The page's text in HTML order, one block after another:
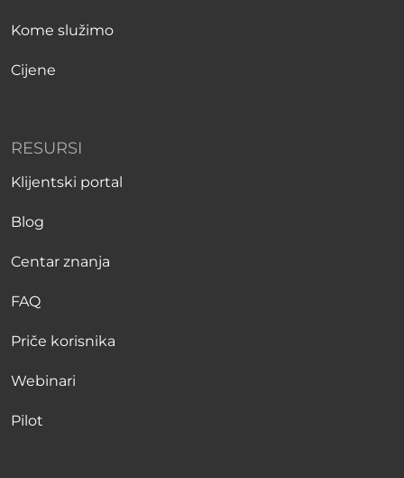
Kome služimo
Cijene
RESURSI
Klijentski portal
Blog
Centar znanja
FAQ
Priče korisnika
Webinari
Pilot